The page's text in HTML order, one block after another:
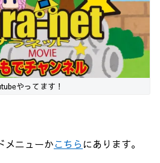
やってます！
メニューかこちら にあります。